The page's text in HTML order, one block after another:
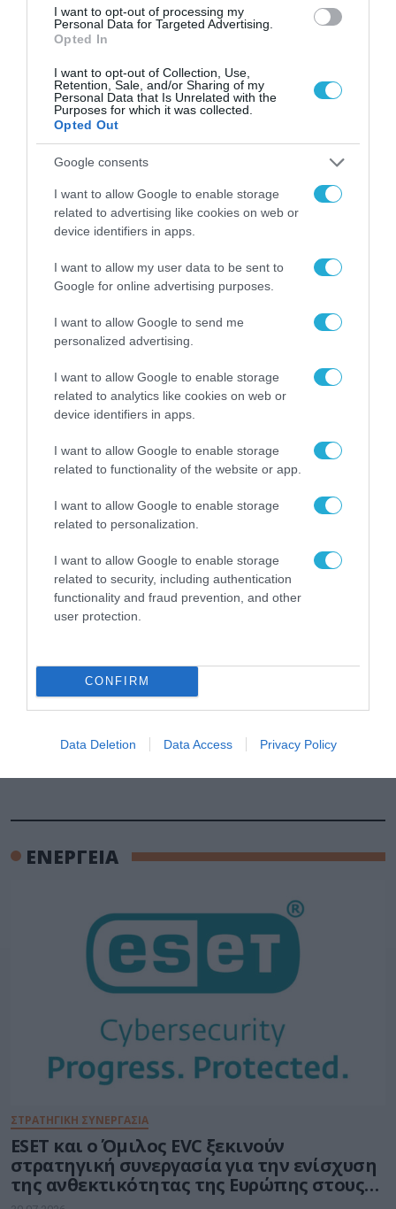
I want to opt-out of processing my
Personal Data for Targeted Advertising.
Opted In
I want to opt-out of Collection, Use,
Retention, Sale, and/or Sharing of my
Personal Data that Is Unrelated with the
Purposes for which it was collected.
Opted Out
Google consents
I want to allow Google to enable storage
related to advertising like cookies on web or
device identifiers in apps.
I want to allow my user data to be sent to
Google for online advertising purposes.
I want to allow Google to send me
personalized advertising.
I want to allow Google to enable storage
related to analytics like cookies on web or
device identifiers in apps.
I want to allow Google to enable storage
related to functionality of the website or app.
I want to allow Google to enable storage
related to personalization.
I want to allow Google to enable storage
related to security, including authentication
functionality and fraud prevention, and other
user protection.
CONFIRM
Data Deletion Data Access Privacy Policy
ΡΟΗ ΕΙΔΗΣΕΩΝ
Το χρηματοδοτούμενο
από την ΕΕ έργο “The
Gaming Police”
ενισχύει την ασφάλεια
των παιδιών στο
διαδίκτυο
31.07.2026
ΑΑΔΕ: Διευκρινίσεις
για τα πρόστιμα σε
αφορούν τους ΦΗΜ
Τεχνητή Νοημοσύνη
δεν είναι απλώς μια
μια νέα βιομηχανική
επανάσταση»
Νέος οδηγός του ΕΚΤ
για τη χρηματοδότηση
των ελληνικών
επιχειρήσεων στον
χώρο της άμυνας
31.07.2026
Η πιο ταξιδιάρικη
βαλίτσα του φετινού
υπογραφή της Xiaomi
31.07.2026
ΟΛΗ Η ΡΟΗ ΕΙΔΗΣΕΩΝ
ΕΝΕΡΓΕΙΑ
ΣΤΡΑΤΗΓΙΚΗ ΣΥΝΕΡΓΑΣΙΑ
ESET και ο Όμιλος EVC ξεκινούν
στρατηγική συνεργασία για την ενίσχυση
της ανθεκτικότητας της Ευρώπης στους